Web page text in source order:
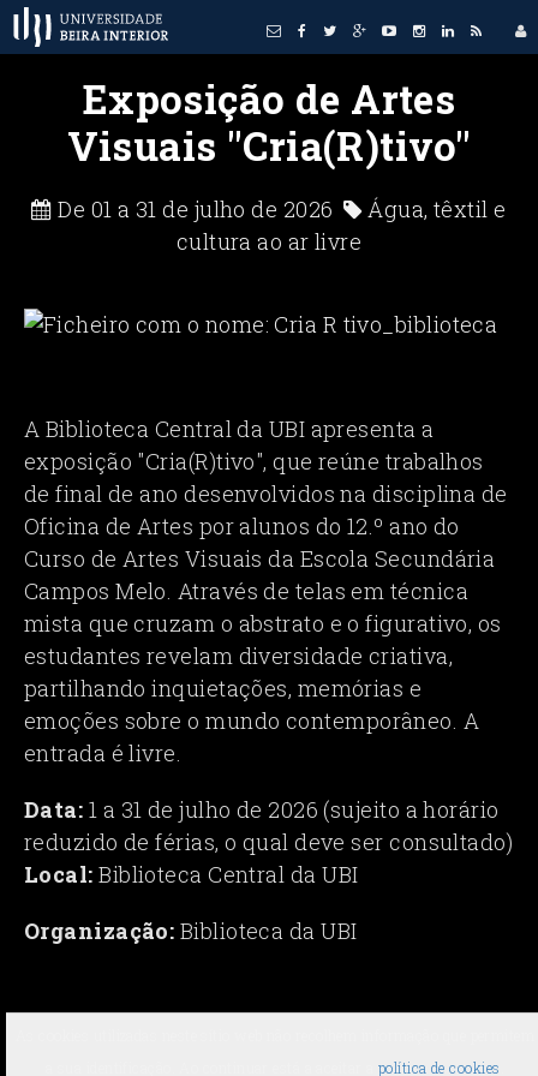
Exposição de Artes
Visuais "Cria(R)tivo"
De 01 a 31 de julho de 2026
Água, têxtil e
cultura ao ar livre
A Biblioteca Central da UBI apresenta a
exposição "Cria(R)tivo", que reúne trabalhos
de final de ano desenvolvidos na disciplina de
Oficina de Artes por alunos do 12.º ano do
Curso de Artes Visuais da Escola Secundária
Campos Melo. Através de telas em técnica
mista que cruzam o abstrato e o figurativo, os
estudantes revelam diversidade criativa,
partilhando inquietações, memórias e
emoções sobre o mundo contemporâneo. A
entrada é livre.
Data: 1 a 31 de julho de 2026 (sujeito a horário
reduzido de férias, o qual deve ser consultado)
Local: Biblioteca Central da UBI
Organização: Biblioteca da UBI
política de cookies